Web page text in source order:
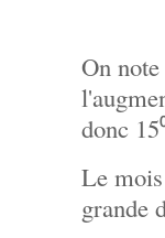
On
donc
Le
grande